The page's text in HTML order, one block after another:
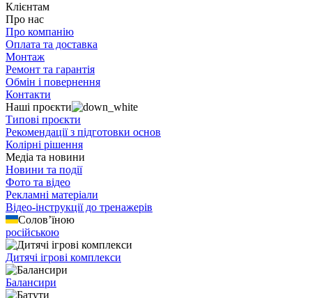
Клієнтам
Про нас
Про компанію
Оплата та доставка
Монтаж
Ремонт та гарантія
Обмін і повернення
Контакти
Наші проєкти
Типові проєкти
Рекомендації з підготовки основ
Колірні рішення
Медіа та новини
Новини та події
Фото та відео
Рекламні матеріали
Відео-інструкції до тренажерів
Солов’їною
російською
Дитячі ігрові комплекси
Балансири